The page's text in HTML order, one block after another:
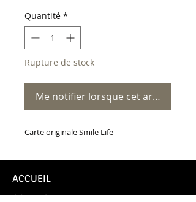
Quantité *
Rupture de stock
Me notifier lorsque cet article est
Carte originale Smile Life
ACCUEIL
CONTACT